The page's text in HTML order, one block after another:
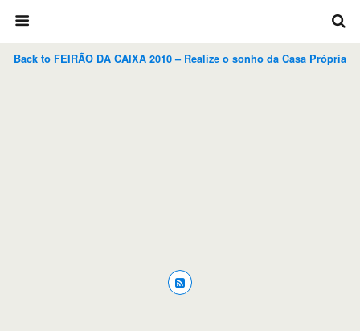
Back to FEIRÃO DA CAIXA 2010 – Realize o sonho da Casa Própria